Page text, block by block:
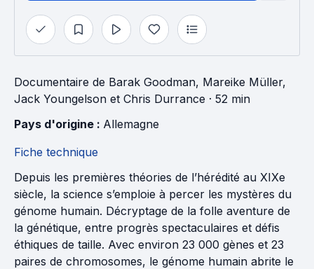
Documentaire de Barak Goodman, Mareike Müller,
Jack Youngelson et Chris Durrance · 52 min
Pays d'origine : Allemagne
Fiche technique
Depuis les premières théories de l’hérédité au XIXe
siècle, la science s’emploie à percer les mystères du
génome humain. Décryptage de la folle aventure de
la génétique, entre progrès spectaculaires et défis
éthiques de taille. Avec environ 23 000 gènes et 23
paires de chromosomes, le génome humain abrite le